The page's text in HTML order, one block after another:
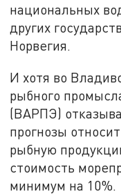
национальных
других
Норвегия.
И хотя во
рыбного
(ВАРПЭ)
прогнозы
рыбную
стоимость
минимум на 10%.